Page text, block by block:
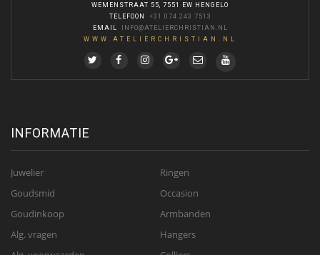
WEMENSTRAAT 55, 7551 EW HENGELO
TELEFOON
+31 074 243 7513
EMAIL
INFO@ATELIERCHRISTIAN.NL
WWW.ATELIERCHRISTIAN.NL
INFORMATIE
Juwelier
Goudsmid
Goudinkoop
Alg. vragen
Ringen
Occasion
Armbanden
Hangers